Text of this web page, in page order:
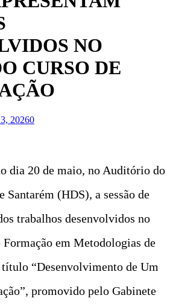
NO
CURSO DE
20260
dia 20 de maio, no Auditório do
(HDS), a sessão de
trabalhos desenvolvidos no
em Metodologias de
“Desenvolvimento de Um
promovido pelo Gabinete